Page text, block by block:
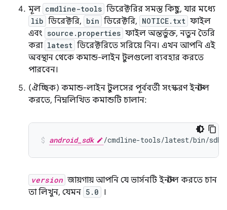
মূল cmdline-tools ডিরেক্টরির সমস্ত কিছু, যার মধ্যে
lib ডিরেক্টরি, bin ডিরেক্টরি, NOTICE.txt ফাইল
এবং source.properties ফাইল অন্তর্ভুক্ত, নতুন তৈরি
করা latest ডিরেক্টরিতে সরিয়ে নিন। এখন আপনি এই
অবস্থান থেকে কমান্ড-লাইন টুলগুলো ব্যবহার করতে
পারবেন।
(ঐচ্ছিক) কমান্ড-লাইন টুলসের পূর্ববর্তী সংস্করণ ইনস্টল
করতে, নিম্নলিখিত কমান্ডটি চালান:
android_sdk /cmdline-tools/latest/bin/
version জায়গায় আপনি যে ভার্সনটি ইনস্টল করতে চান
তা লিখুন, যেমন 5.0 ।